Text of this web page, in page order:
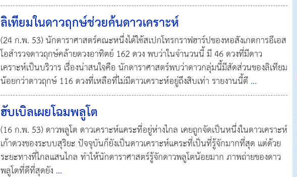
ลิเทียมในดาวฤกษ์ช่วยค้นดาวเคราะห์
(24 ก.พ. 53) นักดาราศาสตร์คณะหนึ่งได้ใช้สเปกโทรกราฟฮาร์ปของหอสังเกตการอีเอส
โอสำรวจดาวฤกษ์คล้ายดวงอาทิตย์ 162 ดวง พบว่าในจำนวนนี้ มี 46 ดวงที่มีดาว
เคราะห์เป็นบริวาร เรื่องน่าสนใจคือ นักดาราศาสตร์พบว่าดาวกลุ่มนี้มีสัดส่วนของลิเทียม
น้อยกว่าดาวฤกษ์ 116 ดวงที่เหลือที่ไม่มีดาวเคราะห์อยู่ถึงสิบเท่า รายงานนี้ตี ...
ฮับเบิลเผยโฉมพลูโต
(16 ก.พ. 53) ดาวพลูโต ดาวเคราะห์แคระที่อยู่ห่างไกล เคยถูกจัดเป็นหนึ่งในดาวเคราะห์
เก้าดวงของระบบสุริยะ ปัจจุบันก็ยังเป็นดาวเคราะห์แคระที่เป็นที่รู้จักมากที่สุด แต่ด้วย
ระยะทางที่ไกลแสนไกล ทำให้นักดาราศาสตร์รู้จักดาวพลูโตน้อยมาก ภาพถ่ายของดาว
พลูโตที่ดีที่สุดยัง ...